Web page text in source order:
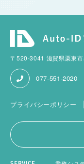
〒520-3041 滋賀県栗東
077-551-2020
プライバシーポリシー